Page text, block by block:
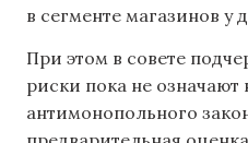
в сегменте магазинов у
При этом в совете
риски пока не означают
антимонопольного